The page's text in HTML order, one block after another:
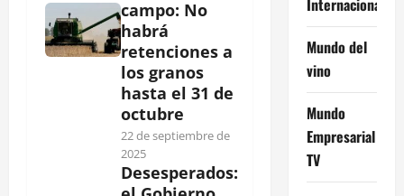
campo: No
habrá
retenciones a
los granos
hasta el 31 de
octubre
22 de septiembre de
2025
Desesperados:
Mundo del
vino
Mundo
Empresarial
TV